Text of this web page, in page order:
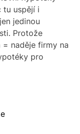
tu uspějí i
jedinou
Protože
naděje firmy na
pro